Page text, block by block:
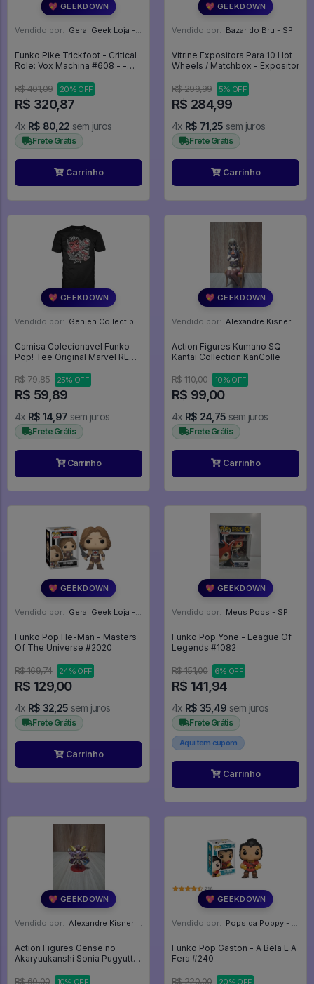
💖 GEEKDOWN
Vendido por: Geral Geek Loja - SP
Funko Pike Trickfoot - Critical
Role: Vox Machina #608 - -
R$ 401,09
20% OFF
R$ 320,87
4x R$ 80,22 sem juros
Frete Grátis
Carrinho
💖 GEEKDOWN
Vendido por: Bazar do Bru - SP
Vitrine Expositora Para 10 Hot
Wheels / Matchbox - Expositor
R$ 299,99 5% OFF
R$ 284,99
4x R$ 71,25 sem juros
Frete Grátis
Carrinho
💖 GEEKDOWN
Vendido por: Gehlen Collectibles - RS
Camisa Colecionavel Funko
Pop! Tee Original Marvel RED
Tamanho M Lacrada - Marvel
R$ 79,85 25% OFF
R$ 59,89
4x R$ 14,97 sem juros
Frete Grátis
Carrinho
💖 GEEKDOWN
Vendido por: Alexandre Kisner - PR
Action Figures Kumano SQ -
Kantai Collection KanColle
R$ 110,00 10% OFF
R$ 99,00
4x R$ 24,75 sem juros
Frete Grátis
Carrinho
💖 GEEKDOWN
Vendido por: Geral Geek Loja - SP
Funko Pop He-Man - Masters
Of The Universe #2020
R$ 169,74 24% OFF
R$ 129,00
4x R$ 32,25 sem juros
Frete Grátis
Carrinho
💖 GEEKDOWN
Vendido por: Meus Pops - SP
Funko Pop Yone - League Of
Legends #1082
R$ 151,00 6% OFF
R$ 141,94
4x R$ 35,49 sem juros
Frete Grátis
Aqui tem cupom
Carrinho
💖 GEEKDOWN
Vendido por: Alexandre Kisner - PR
Action Figures Gense no
Akaryuukanshi Sonia Pugyutto
Dragons
R$ 60,00 10% OFF
💖 GEEKDOWN
Vendido por: Pops da Poppy - SP
Funko Pop Gaston - A Bela E A
Fera #240
R$ 220,00 20% OFF